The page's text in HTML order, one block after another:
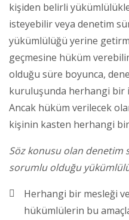
kişiden belirli
isteyebilir veya denetim
yükümlülüğü yerine
geçmesine hüküm
olduğu süre boyunca,
kuruluşunda herhangi bir
Ancak hüküm verilecek
kişinin kasten herhangi bir
Söz konusu olan denetim
sorumlu olduğu
Herhangi bir mesleği
hükümlülerin bu